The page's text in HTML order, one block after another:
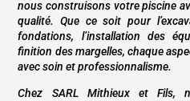
nous construisons votre piscine
qualité. Que ce soit pour
fondations, l’installation des
finition des margelles, chaque
avec soin et professionnalisme.
Chez SARL Mithieux et Fils,